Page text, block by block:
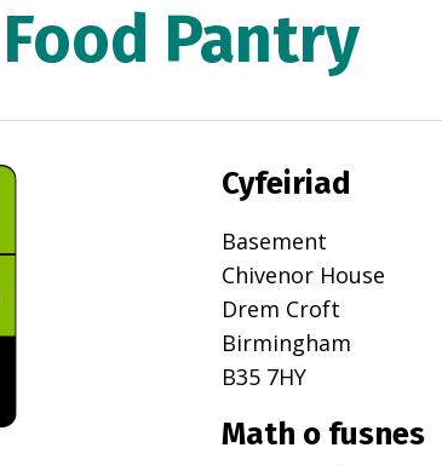
Pantry
Cyfeiriad
Basement
Chivenor House
Drem Croft
Birmingham
B35 7HY
Math o fusnes